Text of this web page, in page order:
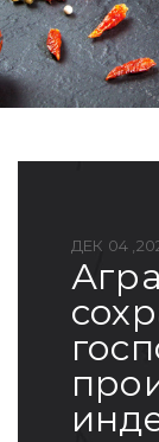
ДЕК 04
аграрии просят